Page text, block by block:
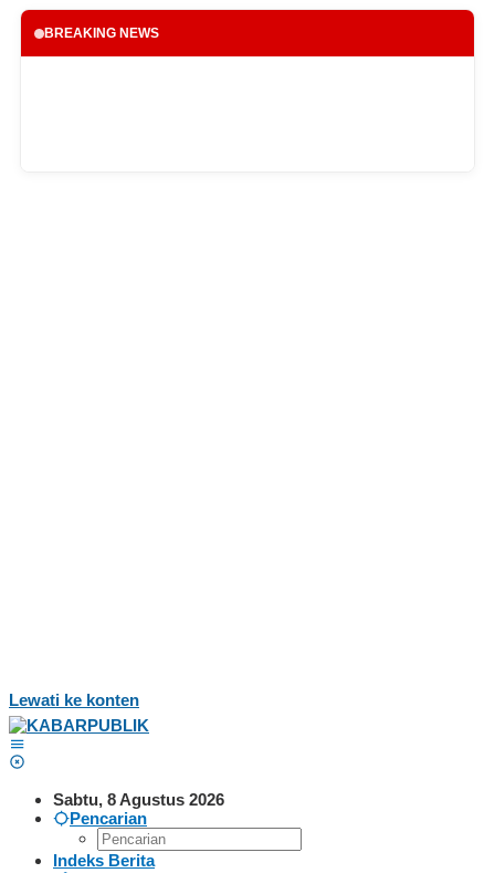
BREAKING NEWS
Lewati ke konten
Sabtu, 8 Agustus 2026
Pencarian
Indeks Berita